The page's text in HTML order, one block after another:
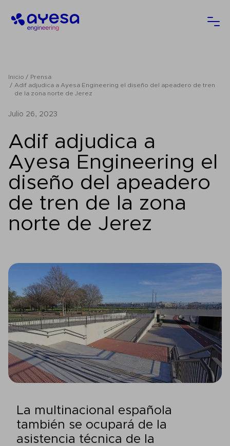
Ayesa
Inicio
Prensa
Adif adjudica a Ayesa Engineering el diseño del apeadero de tren
de la zona norte de Jerez
julio 26, 2023
Adif adjudica a
Ayesa Engineering el
diseño del apeadero
de tren de la zona
norte de Jerez
La multinacional española
también se ocupará de la
asistencia técnica de la